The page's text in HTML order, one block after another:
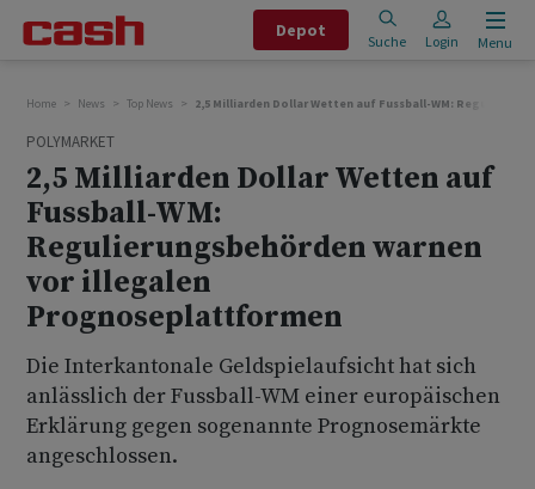
Depot
Suche Login Menu
Home News Top News 2,5 Milliarden Dollar Wetten auf Fussball-WM:
POLYMARKET
2,5 Milliarden Dollar Wetten auf
Fussball-WM:
Regulierungsbehörden warnen
vor illegalen
Prognoseplattformen
Die Interkantonale Geldspielaufsicht hat sich
anlässlich der Fussball-WM einer europäischen
Erklärung gegen sogenannte Prognosemärkte
angeschlossen.